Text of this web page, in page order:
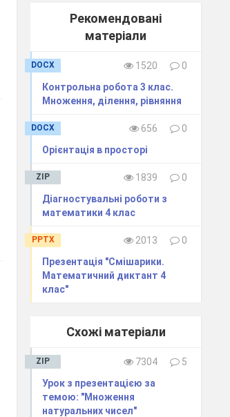
Рекомендовані
матеріали
DOCX 1520
0
Контрольна робота 3 клас.
Множення, ділення, рівняння
DOCX 656
0
Орієнтація в просторі
ZIP 1839
0
Діагностувальні роботи з
математики 4 клас
PPTX 2013
0
Презентація "Смішарики.
Математичний диктант 4
клас"
Схожі матеріали
ZIP 7304
5
Урок з презентацією за
темою: "Множення
натуральних чисел"